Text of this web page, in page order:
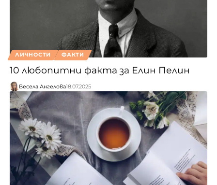
ЛИЧНОСТИ ФАКТИ
10 любопитни факта за Елин Пелин
Весела Ангелова18.07.2025